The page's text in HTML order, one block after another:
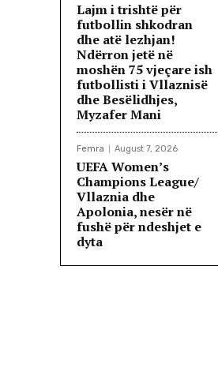
Lajm i trishtë për
futbollin shkodran
dhe atë lezhjan!
Ndërron jetë në
moshën 75 vjeçare ish
futbollisti i Vllaznisë
dhe Besëlidhjes,
Myzafer Mani
Femra August 7, 2026
UEFA Women’s
Champions League/
Vllaznia dhe
Apolonia, nesër në
fushë për ndeshjet e
dyta